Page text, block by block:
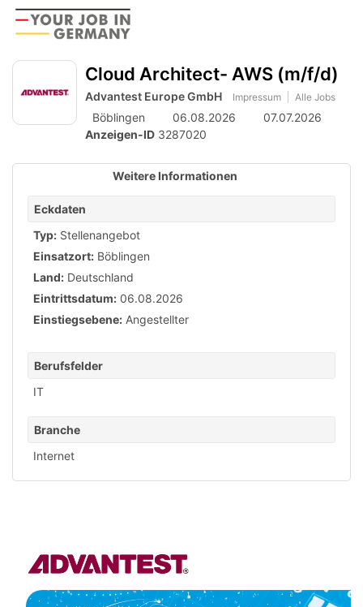
Accessibility
Modus
zur
zum
von
mobilem
Cloud Architect- AWS (m/f/d)
Advantest Europe GmbH Impressum Alle Jobs
Böblingen 06.08.2026
07.07.2026
Anzeigen-ID 3287020
Weitere Informationen
Eckdaten
Typ: Stellenangebot
Einsatzort: Böblingen
Land: Deutschland
Eintrittsdatum: 06.08.2026
Einstiegsebene: Angestellter
Berufsfelder
IT
Branche
Internet